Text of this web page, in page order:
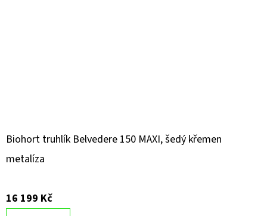
Biohort truhlík Belvedere 150 MAXI, šedý křemen
metalíza
16 199 Kč